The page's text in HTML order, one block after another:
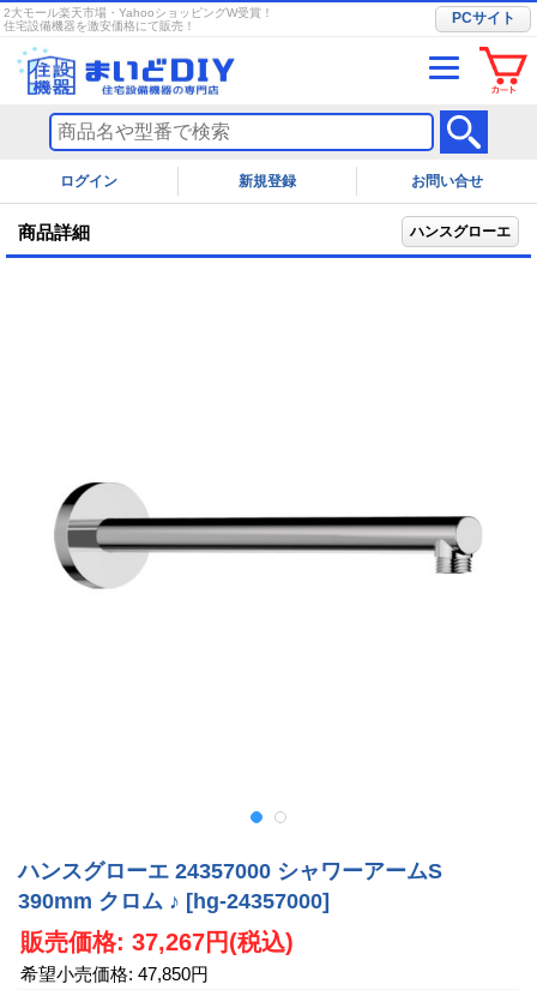
2大モール楽天市場・YahooショッピングW受賞！
住宅設備機器を激安価格にて販売！
PCサイト
ログイン お問い合せ
商品詳細 ハンスグローエ
ハンスグローエ 24357000 シャワーアームS
390mm クロム ♪ [hg-24357000]
販売価格: 37,267円(税込)
希望小売価格: 47,850円